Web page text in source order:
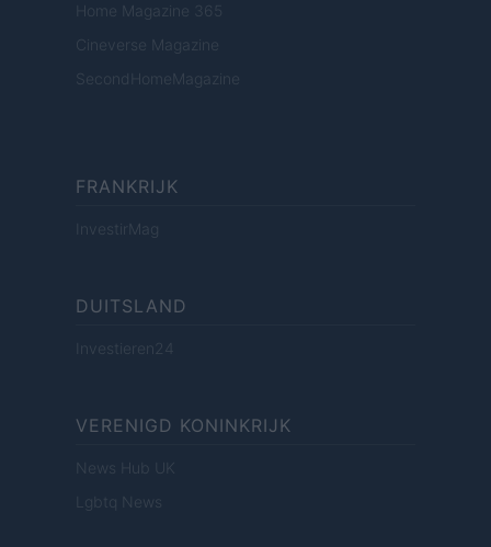
Home Magazine 365
Cineverse Magazine
SecondHomeMagazine
FRANKRIJK
InvestirMag
DUITSLAND
Investieren24
VERENIGD KONINKRIJK
News Hub UK
Lgbtq News